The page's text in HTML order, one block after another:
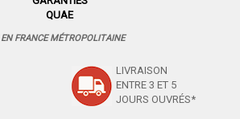
QUAE
FRANCE MÉTROPOLITAINE
LIVRAISON
ENTRE 3 ET 5
JOURS OUVRÉS*